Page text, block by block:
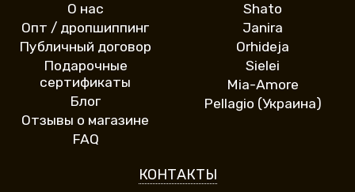
О нас
Опт / дропшиппинг
Публичный договор
Подарочные
сертификаты
Блог
Отзывы о магазине
FAQ
Shato
Janira
Orhideja
Sielei
Mia-Amore
Pellagio (Украина)
КОНТАКТЫ